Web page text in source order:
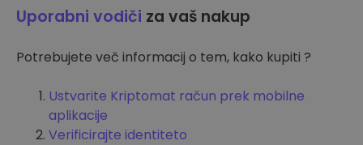
Uporabni vodiči za vaš nakup
Potrebujete več informacij o tem, kako kupiti ?
Ustvarite Kriptomat račun prek mobilne
aplikacije
Verificirajte identiteto